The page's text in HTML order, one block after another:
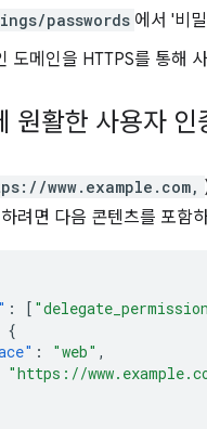
passwords 에서 '비
도메인을 HTTPS를 통해
원활한 사용자 인
www.example.com,
려면 다음 콘텐츠를 포함
: [
{
: "web" ,
"https://